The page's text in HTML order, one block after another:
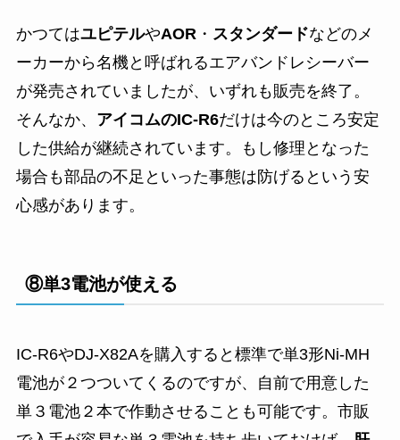
かつてはユピテルやAOR ・ スタンダードなどのメ
ーカーから名機と呼ばれるエアバンドレシーバー
が発売されていましたが、いずれも販売を終了。
そんなか、 アイコムのIC-R6だけは今のところ安定
した供給が継続されています。もし修理となった
場合も部品の不足といった事態は防げるという安
心感があります。
⑧単3電池が使える
IC-R6やDJ-X82Aを購入すると標準で単3形Ni-MH
電池が２つついてくるのですが、自前で用意した
単３電池２本で作動させることも可能です。市販